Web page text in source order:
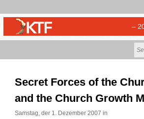
Secret Forces of the
and the Church Growth
Samstag, der 1. Dezember 2007 in